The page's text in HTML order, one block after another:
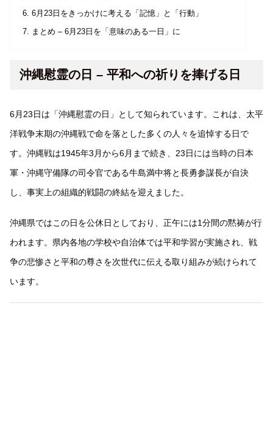
6月23日をきっかけに考える「記憶」と「行動」
まとめ – 6月23日を「意味のある一日」に
沖縄慰霊の日 – 平和への祈りを捧げる日
6月23日は「沖縄慰霊の日」として知られています。これは、太平
洋戦争末期の沖縄戦で命を落とした多くの人々を追悼する日で
す。沖縄戦は1945年3月から6月まで続き、23日には当時の日本
軍・沖縄守備隊の司令官である牛島満中将と長勇参謀長が自決
し、事実上の組織的戦闘の終結を迎えました。
沖縄県ではこの日を公休日としており、正午には1分間の黙祷が行
われます。県内各地の学校や自治体では平和学習が実施され、戦
争の悲惨さと平和の尊さを次世代に伝える取り組みが続けられて
います。